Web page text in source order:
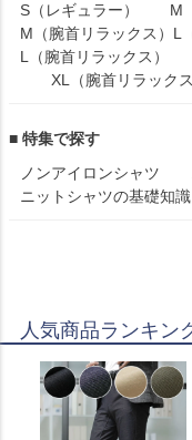
S（レギュラー）
M
M（腕首リラックス） L
L（腕首リラックス）
XL（腕首リラックス
■ 特集で探す
ノンアイロンシャツ
ニットシャツの基礎知識
人気商品ランキン